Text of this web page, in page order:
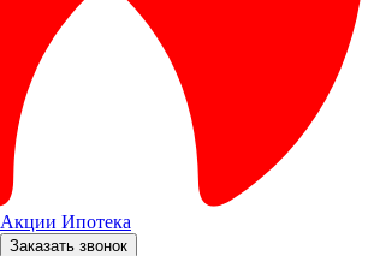
Акции Ипотека
Заказать звонок